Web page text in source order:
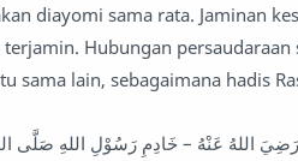
diayomi sama rata. Jaminan
Hubungan
sama lain, sebagaimana hadis
اللهُ عَنْهُ – خَادِمِ رَسُوْلِ اللهِ صَلَّى